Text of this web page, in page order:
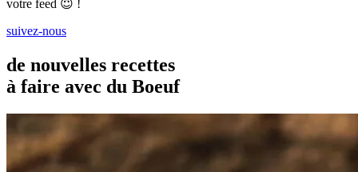
votre feed 😇 !
suivez-nous
de nouvelles recettes
à faire avec du Boeuf